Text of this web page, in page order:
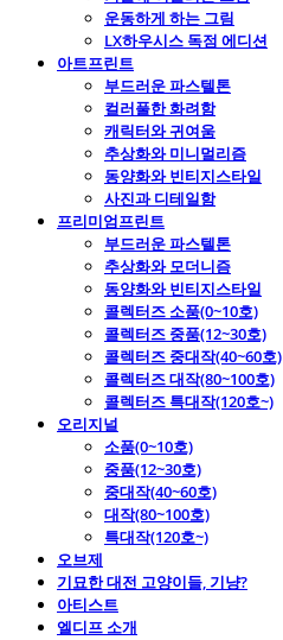
운동하게 하는 그림
LX하우시스 독점 에디션
아트프린트
부드러운 파스텔톤
컬러풀한 화려함
캐릭터와 귀여움
추상화와 미니멀리즘
동양화와 빈티지스타일
사진과 디테일함
프리미엄프린트
부드러운 파스텔톤
추상화와 모더니즘
동양화와 빈티지스타일
콜렉터즈 소품(0~10호)
콜렉터즈 중품(12~30호)
콜렉터즈 중대작(40~60호)
콜렉터즈 대작(80~100호)
콜렉터즈 특대작(120호~)
오리지널
소품(0~10호)
중품(12~30호)
중대작(40~60호)
대작(80~100호)
특대작(120호~)
오브제
기묘한 대전 고양이들, 기냥?
아티스트
엘디프 소개